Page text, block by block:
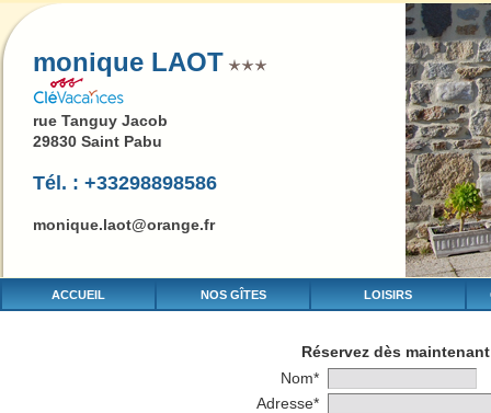
monique LAOT
rue Tanguy Jacob
29830 Saint Pabu
Tél. : +33298898586
monique.laot@orange.fr
ACCUEIL NOS GÎTES LOISIRS
Réservez dès
Nom*
Adresse*